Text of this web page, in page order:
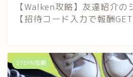
【Walken攻略】友達紹介
【招待コード入力で報酬GET
STEPN攻略